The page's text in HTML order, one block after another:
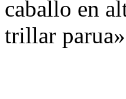
caballo en
trillar parua»